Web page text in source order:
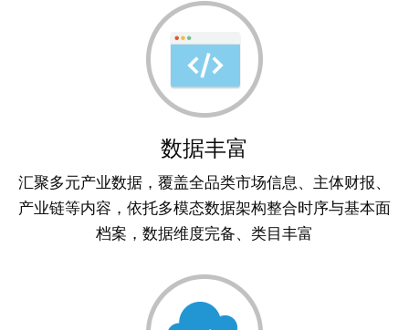
数据丰富
汇聚多元产业数据，覆盖全品类市场信息、主体财报、
产业链等内容，依托多模态数据架构整合时序与基本面
档案，数据维度完备、类目丰富